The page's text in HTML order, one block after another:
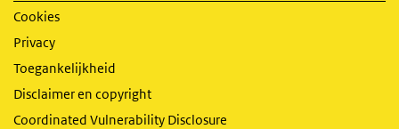
Cookies
Privacy
Toegankelijkheid
Disclaimer en copyright
Coordinated Vulnerability Disclosure